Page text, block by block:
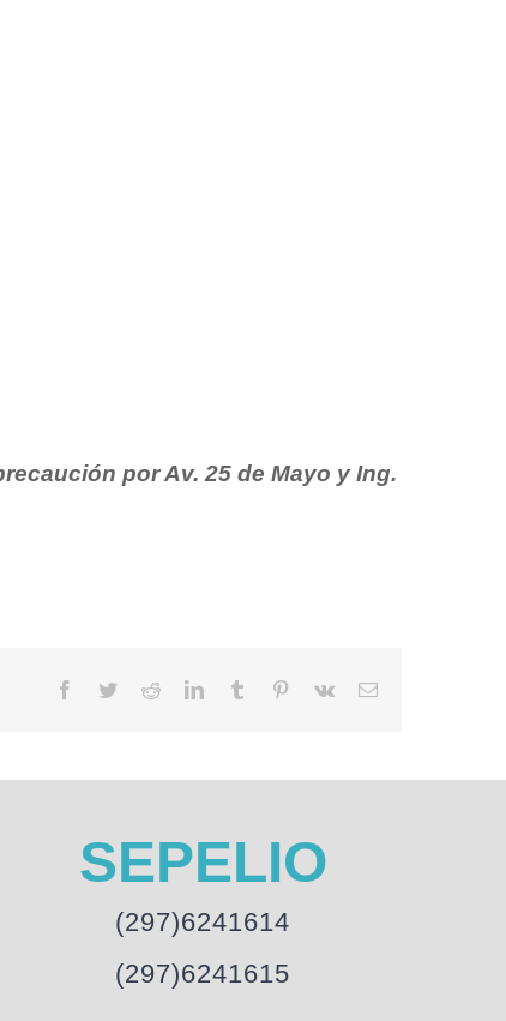
por Av. 25 de Mayo y Ing.
Facebook
TwitterRedditLinkedInTumblr Pinterest
Vk Email
SEPELIO
(297)6241614
(297)6241615